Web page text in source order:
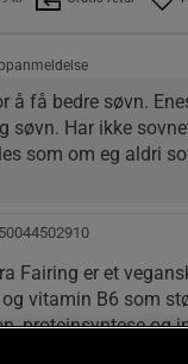
å få bedre søvn.
søvn. Har ikke
som om eg aldri
for mye B6  gir
Fairing er et
vitamin B6 som
proteinsyntese og